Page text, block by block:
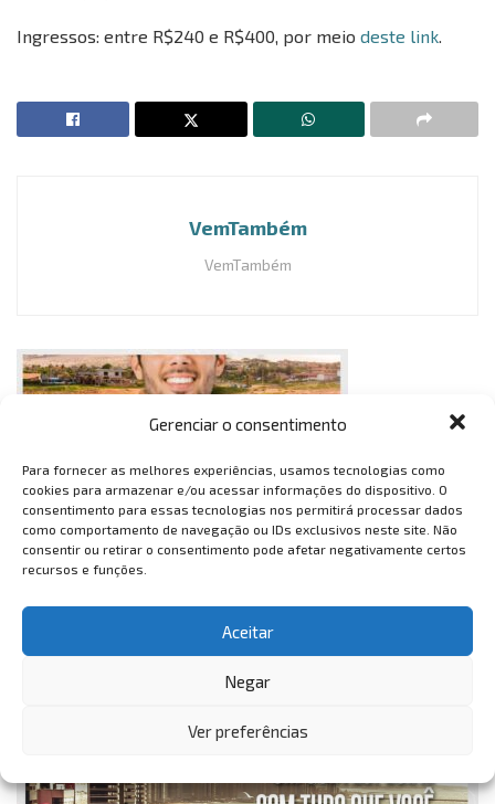
Gerenciar o consentimento
Para fornecer as melhores experiências, usamos tecnologias como
cookies para armazenar e/ou acessar informações do dispositivo. O
consentimento para essas tecnologias nos permitirá processar dados
como comportamento de navegação ou IDs exclusivos neste site. Não
consentir ou retirar o consentimento pode afetar negativamente certos
recursos e funções.
Aceitar
Negar
Ver preferências
Ingressos: entre R$240 e R$400, por meio deste link.
VemTambém
VemTambém